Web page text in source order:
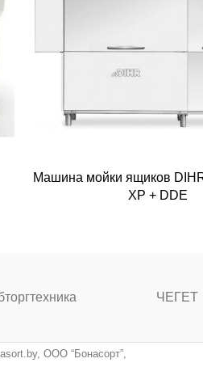
Машина мойки ящиков
XP + DDE
ЧЕГЕТ
ООО “Бонасорт”,